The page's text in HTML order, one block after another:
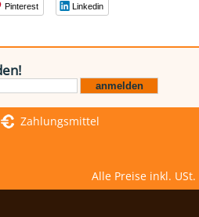
Pinterest Linkedin
Zahlungsmittel
Alle Preise inkl. USt.